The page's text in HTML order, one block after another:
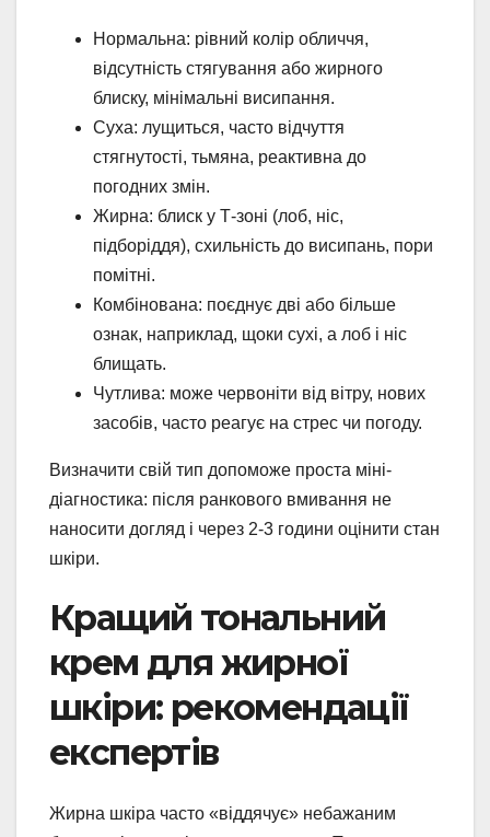
Нормальна: рівний колір обличчя,
відсутність стягування або жирного
блиску, мінімальні висипання.
Суха: лущиться, часто відчуття
стягнутості, тьмяна, реактивна до
погодних змін.
Жирна: блиск у Т-зоні (лоб, ніс,
підборіддя), схильність до висипань, пори
помітні.
Комбінована: поєднує дві або більше
ознак, наприклад, щоки сухі, а лоб і ніс
блищать.
Чутлива: може червоніти від вітру, нових
засобів, часто реагує на стрес чи погоду.
Визначити свій тип допоможе проста міні-
діагностика: після ранкового вмивання не
наносити догляд і через 2-3 години оцінити стан
шкіри.
Кращий тональний
крем для жирної
шкіри: рекомендації
експертів
Жирна шкіра часто «віддячує» небажаним